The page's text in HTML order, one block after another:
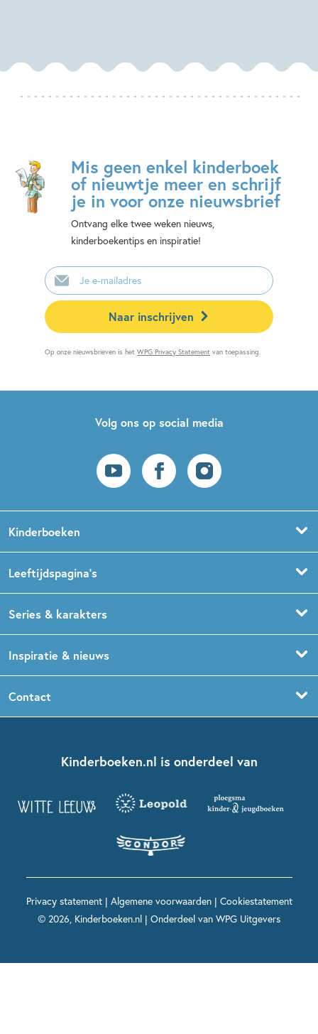
Mis geen enkel kinderboek
of nieuwtje meer en schrijf
je in voor onze nieuwsbrief
Ontvang elke twee weken nieuws,
kinderboekentips en inspiratie!
E-
mailadres
Naar inschrijven
Op onze nieuwsbrieven is hetWPG Privacy Statement van toepassing.
Volg ons op social media
Kinderboeken
Prentenboeken
Babyboeken
Sprookjesboeken
Kinderboeken diversiteit
Grappige kinderboeken
Spannende kinderboeken
Leeftijdspagina’s
Boekentips 1,5 - 3 jaar
Boekentips 5 - 7 jaar
Boekentips 12+ jaar
Voor volwassenen
Series & karakters
Dog Man
Spekkie en Sproet
Maxi & Helium
Inspiratie & nieuws
Kinderjury
Voor het onderwijs
Contact
Kinderboeken.nl is onderdeel van
Privacy statement| Algemene voorwaarden| Cookiestatement
© 2026, Kinderboeken.nl | Onderdeel van WPG Uitgevers